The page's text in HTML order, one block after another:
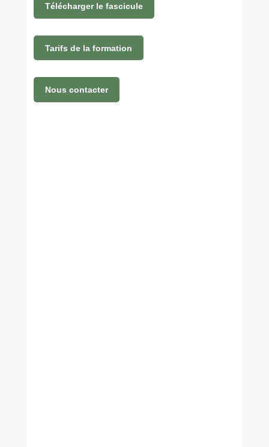
Télécharger le fascicule
Tarifs de la formation
Nous contacter